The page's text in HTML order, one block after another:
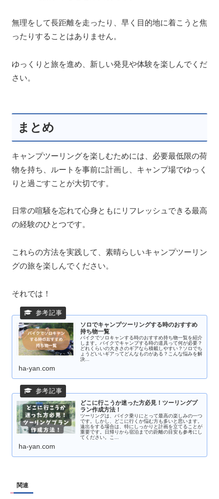
無理をして長距離を走ったり、早く目的地に着こうと焦
ったりすることはありません。
ゆっくりと旅を進め、新しい発見や体験を楽しんでくだ
さい。
まとめ
キャンプツーリングを楽しむためには、必要最低限の荷
物を持ち、ルートを事前に計画し、キャンプ場でゆっく
りと過ごすことが大切です。
日常の喧騒を忘れて心身ともにリフレッシュできる最高
の経験のひとつです。
これらの方法を実践して、素晴らしいキャンプツーリン
グの旅を楽しんでください。
それでは！
ソロでキャンプツーリングする時のおすすめ
持ち物一覧
バイクでソロキャンする時のおすすめ持ち物一覧を紹介
します。バイクでキャンプする時の道具って何が必要？
どれくらいの大きさのギアなら積載しやすい？ソロでち
ょうどいいギアってどんなものがある？こんな悩みを解
決...
ha-yan.com
どこに行こうか迷った方必見！ツーリングプ
ラン作成方法！
ツーリングは、バイク乗りにとって最高の楽しみの一つ
です。しかし、どこに行くか悩む方も多いと思います。
遠出をする場合は、特にしっかりと計画を立てることが
重要です。日帰りから宿泊までの距離の目安も参考にし
てください。こ...
ha-yan.com
関連